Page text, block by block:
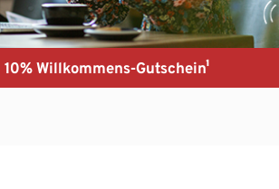
10% Willkommens-Gutschein¹